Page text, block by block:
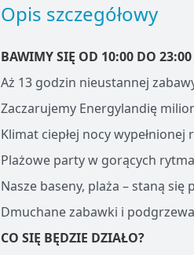
Opis szczegółowy
BAWIMY SIĘ OD 10:00 DO 23:00
Aż 13 godzin nieustannej
Zaczarujemy Energylandię
Klimat ciepłej nocy
Plażowe party w gorących
Nasze baseny, plaża – staną
Dmuchane zabawki i
CO SIĘ BĘDZIE DZIAŁO?